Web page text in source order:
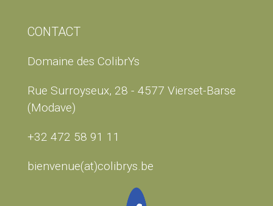
CONTACT
Domaine des ColibrYs
Rue Surroyseux, 28 - 4577 Vierset-Barse
(Modave)
+32 472 58 91 11
bienvenue(at)colibrys.be